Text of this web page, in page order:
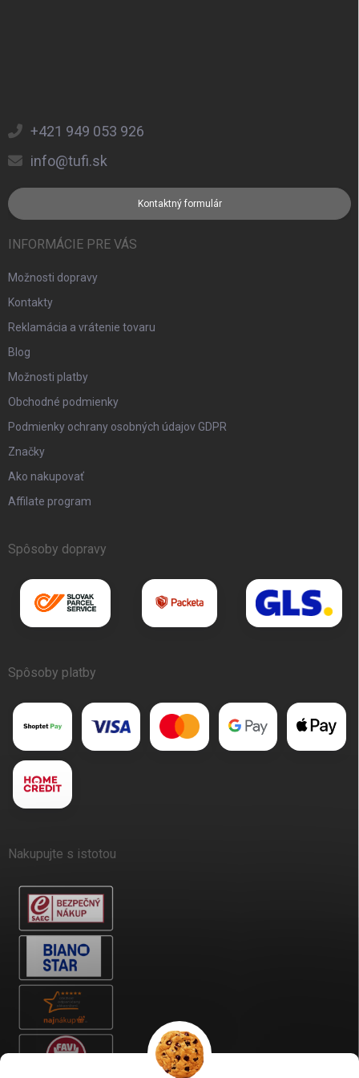
+421 949 053 926
info@tufi.sk
Kontaktný formulár
INFORMÁCIE PRE VÁS
Možnosti dopravy
Kontakty
Reklamácia a vrátenie tovaru
Blog
Možnosti platby
Obchodné podmienky
Podmienky ochrany osobných údajov GDPR
Značky
Ako nakupovať
Affilate program
Spôsoby dopravy
Spôsoby platby
Nakupujte s istotou